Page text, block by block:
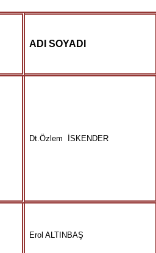
ADI SOYADI
Dt.Özlem İSKENDER
Erol ALTINBAŞ